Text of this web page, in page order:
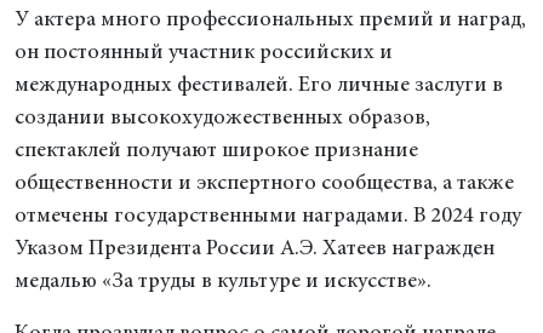
У актера много профессиональных премий и наград,
он постоянный участник российских и
международных фестивалей. Его личные заслуги в
создании высокохудожественных образов,
спектаклей получают широкое признание
общественности и экспертного сообщества, а также
отмечены государственными наградами. В 2024 году
Указом Президента России А.Э. Хатеев награжден
медалью «За труды в культуре и искусстве».